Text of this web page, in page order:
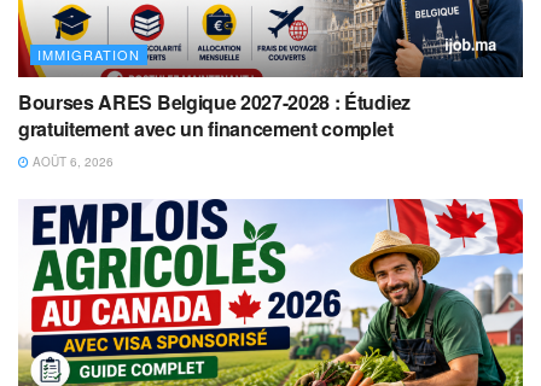
IMMIGRATION
Bourses ARES Belgique 2027-2028 : Étudiez
gratuitement avec un financement complet
AOÛT 6, 2026